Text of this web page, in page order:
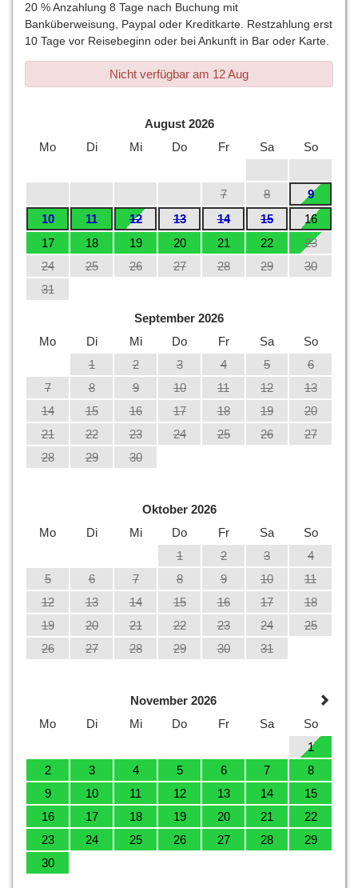
20 % Anzahlung 8 Tage nach Buchung mit
Banküberweisung, Paypal oder Kreditkarte. Restzahlung erst
10 Tage vor Reisebeginn oder bei Ankunft in Bar oder Karte.
Nicht verfügbar am 12 Aug
August 2026
Mo
Di Mi Do Fr Sa
So
7 8
9
10
11 12 13 14 15
16
17
18 19 20 21 22
23
24
25 26 27 28 29
30
31
September 2026
Mo
Di Mi Do Fr Sa
So
1
2 3 4 5
6
7
8 9 10 11 12
13
14
15 16 17 18 19
20
21
22 23 24 25 26
27
28
29 30
Oktober 2026
Mo
Di Mi Do Fr Sa
So
1
2 3
4
5
6 7 8 9 10
11
12
13 14 15 16 17
18
19
20 21 22 23 24
25
26
27 28 29 30 31
November 2026
Mo
Di Mi Do Fr Sa
So
1
2
3 4 5 6 7
8
9
10 11 12 13 14
15
16
17 18 19 20 21
22
23
24 25 26 27 28
29
30